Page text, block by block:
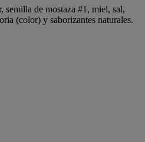
semilla de mostaza #1, miel, sal,
(color) y saborizantes naturales.